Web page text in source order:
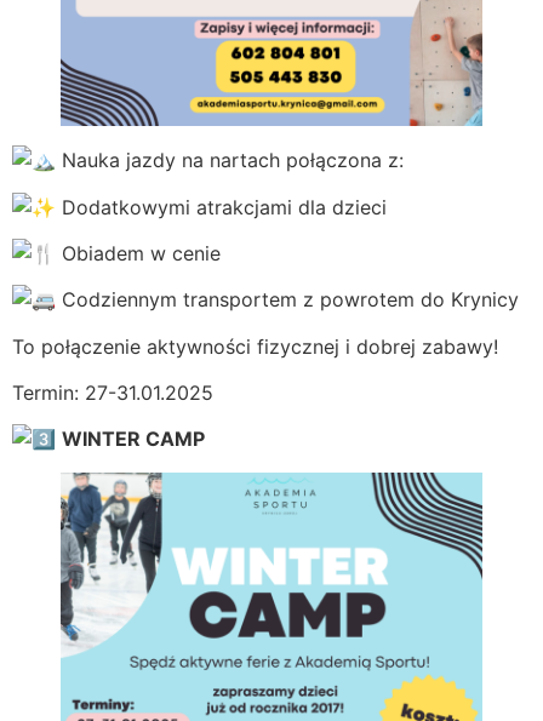
Nauka jazdy na nartach połączona z:
Dodatkowymi atrakcjami dla dzieci
Obiadem w cenie
Codziennym transportem z powrotem do Krynicy
To połączenie aktywności fizycznej i dobrej zabawy!
Termin: 27-31.01.2025
WINTER CAMP